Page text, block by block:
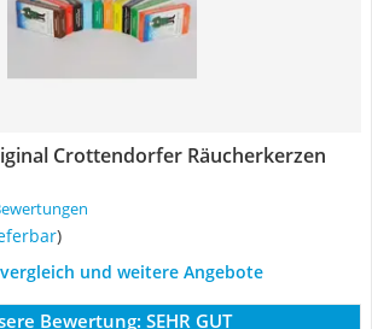
Crottendorfer Räucherkerzen
)
und weitere Angebote
Bewertung: SEHR GUT